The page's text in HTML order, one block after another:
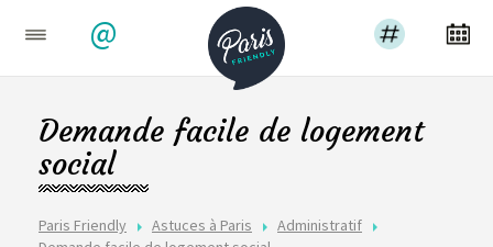
@
Paris Friendly Astuces à Paris
Administratif
Demande facile de logement
social